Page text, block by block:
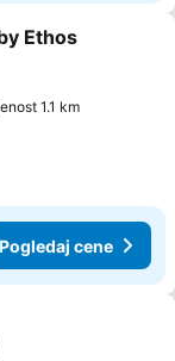
Ethos
1.1 km
Pogledaj cene